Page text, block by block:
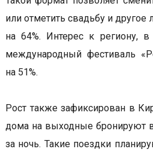
или отметить свадьбу и
на 64%. Интерес к региону,
международный фестиваль
на 51%.
Рост также зафиксирован в
дома на выходные бронируют
за ночь. Такие поездки